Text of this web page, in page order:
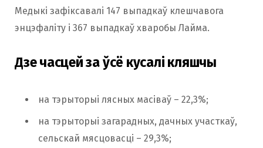
Медыкі зафіксавалі 147 выпадкаў клешчавога
энцэфаліту і 367 выпадкаў хваробы Лайма.
Дзе часцей за ўсё кусалі кляшчы
на тэрыторыі лясных масіваў – 22,3%;
на тэрыторыі загарадных, дачных участкаў,
сельскай мясцовасці – 29,3%;